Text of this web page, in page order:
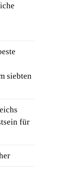
siebten
für